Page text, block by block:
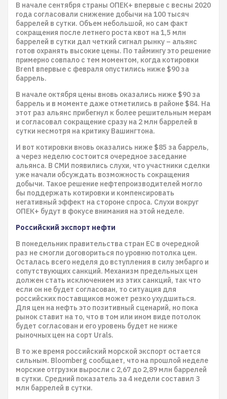
В начале сентября страны ОПЕК+ впервые с весны 2020
года согласовали снижение добычи на 100 тысяч
баррелей в сутки. Объем небольшой, но сам факт
сокращения после летнего роста квот на 1,5 млн
баррелей в сутки дал четкий сигнал рынку – альянс
готов охранять высокие цены. По таймингу это решение
примерно совпало с тем моментом, когда котировки
Brent впервые с февраля опустились ниже $90 за
баррель.
В начале октября цены вновь оказались ниже $90 за
баррель и в моменте даже отметились в районе $84. На
этот раз альянс прибегнул к более решительным мерам
и согласовал сокращение сразу на 2 млн баррелей в
сутки несмотря на критику Вашингтона.
И вот котировки вновь оказались ниже $85 за баррель,
а через неделю состоится очередное заседание
альянса. В СМИ появились слухи, что участники сделки
уже начали обсуждать возможность сокращения
добычи. Такое решение нефтепроизводителей могло
бы поддержать котировки и компенсировать
негативный эффект на стороне спроса. Слухи вокруг
ОПЕК+ будут в фокусе внимания на этой неделе.
Российский экспорт нефти
В понедельник правительства стран ЕС в очередной
раз не смогли договориться по уровню потолка цен.
Осталась всего неделя до вступления в силу эмбарго и
сопутствующих санкций. Механизм предельных цен
должен стать исключением из этих санкций, так что
если он не будет согласован, то ситуация для
российских поставщиков может резко ухудшиться.
Для цен на нефть это позитивный сценарий, но пока
рынок ставит на то, что в том или ином виде потолок
будет согласован и его уровень будет не ниже
рыночных цен на сорт Urals.
В то же время российский морской экспорт остается
сильным. Bloomberg сообщает, что на прошлой неделе
морские отгрузки выросли с 2,67 до 2,89 млн баррелей
в сутки. Средний показатель за 4 недели составил 3
млн баррелей в сутки.